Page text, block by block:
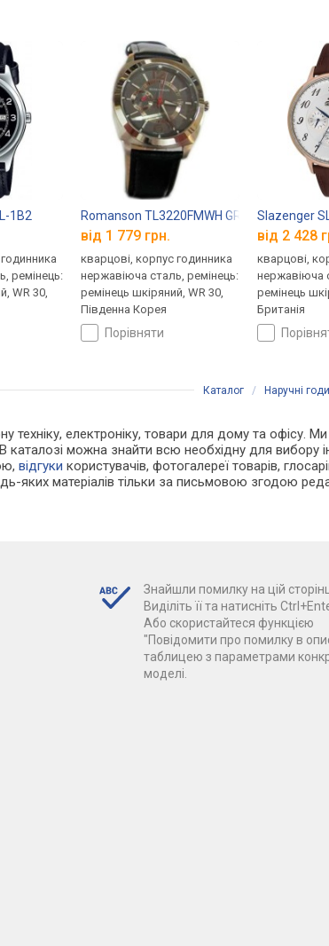
1B2
ремінець:
WR 30,
Romanson TL3220FMWH GR
від 1 779 грн.
кварцові, корпус годинника
нержавіюча сталь, ремінець:
ремінець шкіряний, WR 30,
Південна Корея
порівняти
Slazenger
від 2 428
кварцові,
нержавіюча
ремінець
Британія
Каталог / Наручні
техніку, електроніку, товари для дому та офісу.
каталозі можна знайти всю необхідну для
відгуки користувачів, фотогалереї товарів,
яких матеріалів тільки за письмовою згодою
Знайшли помилку на цій
Виділіть її та натисніть
Або скористайтеся функцією
"Повідомити про помилку в
таблицею з параметрами
моделі.